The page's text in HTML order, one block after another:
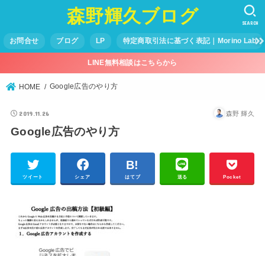
森野輝久ブログ
お問合せ ブログ LP 特定商取引法に基づく表記｜Morino Lab
SEARCH
LINE無料相談はこちらから
HOME Google広告のやり方
2019.11.26 森野 輝久
Google広告のやり方
ツイート シェア はてブ 送る Pocket